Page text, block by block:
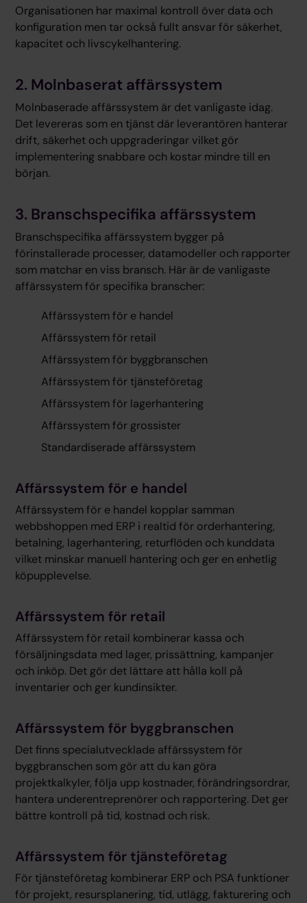
Organisationen har maximal kontroll över data och
konfiguration men tar också fullt ansvar för säkerhet,
kapacitet och livscykelhantering.
2. Molnbaserat affärssystem
Molnbaserade affärssystem är det vanligaste idag.
Det levereras som en tjänst där leverantören hanterar
drift, säkerhet och uppgraderingar vilket gör
implementering snabbare och kostar mindre till en
början.
3. Branschspecifika affärssystem
Branschspecifika affärssystem bygger på
förinstallerade processer, datamodeller och rapporter
som matchar en viss bransch. Här är de vanligaste
affärssystem för specifika branscher:
Affärssystem för e handel
Affärssystem för retail
Affärssystem för byggbranschen
Affärssystem för tjänsteföretag
Affärssystem för lagerhantering
Affärssystem för grossister
Standardiserade affärssystem
Affärssystem för e handel
Affärssystem för e handel kopplar samman
webbshoppen med ERP i realtid för orderhantering,
betalning, lagerhantering, returflöden och kunddata
vilket minskar manuell hantering och ger en enhetlig
köpupplevelse.
Affärssystem för retail
Affärssystem för retail kombinerar kassa och
försäljningsdata med lager, prissättning, kampanjer
och inköp. Det gör det lättare att hålla koll på
inventarier och ger kundinsikter.
Affärssystem för byggbranschen
Det finns specialutvecklade affärssystem för
byggbranschen som gör att du kan göra
projektkalkyler, följa upp kostnader, förändringsordrar,
hantera underentreprenörer och rapportering. Det ger
bättre kontroll på tid, kostnad och risk.
Affärssystem för tjänsteföretag
För tjänsteföretag kombinerar ERP och PSA funktioner
för projekt, resursplanering, tid, utlägg, fakturering och